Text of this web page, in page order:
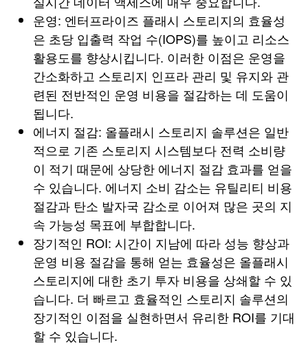
운영: 엔터프라이즈 플래시 스토리지의 효율성
은 초당 입출력 작업 수(IOPS)를 높이고 리소스
활용도를 향상시킵니다. 이러한 이점은 운영을
간소화하고 스토리지 인프라 관리 및 유지와 관
련된 전반적인 운영 비용을 절감하는 데 도움이
됩니다.
에너지 절감: 올플래시 스토리지 솔루션은 일반
적으로 기존 스토리지 시스템보다 전력 소비량
이 적기 때문에 상당한 에너지 절감 효과를 얻을
수 있습니다. 에너지 소비 감소는 유틸리티 비용
절감과 탄소 발자국 감소로 이어져 많은 곳의 지
속 가능성 목표에 부합합니다.
장기적인 ROI: 시간이 지남에 따라 성능 향상과
운영 비용 절감을 통해 얻는 효율성은 올플래시
스토리지에 대한 초기 투자 비용을 상쇄할 수 있
습니다. 더 빠르고 효율적인 스토리지 솔루션의
장기적인 이점을 실현하면서 유리한 ROI를 기대
할 수 있습니다.